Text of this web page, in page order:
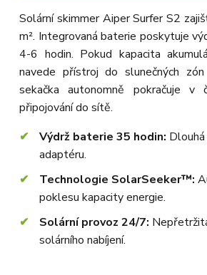
Solární skimmer Aiper Surfer S2
m². Integrovaná baterie poskytuje
4-6 hodin. Pokud kapacita
navede přístroj do slunečných
sekačka autonomně pokračuje v
připojování do sítě.
Výdrž baterie 35 hodin:
adaptéru.
Technologie SolarSeeker™:
poklesu kapacity energie.
Solární provoz 24/7:
solárního nabíjení.